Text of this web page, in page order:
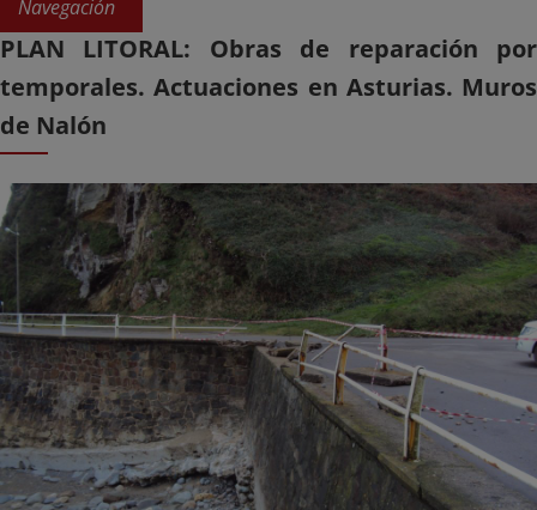
Navegación
PLAN LITORAL: Obras de reparación por
temporales. Actuaciones en Asturias. Muros
de Nalón